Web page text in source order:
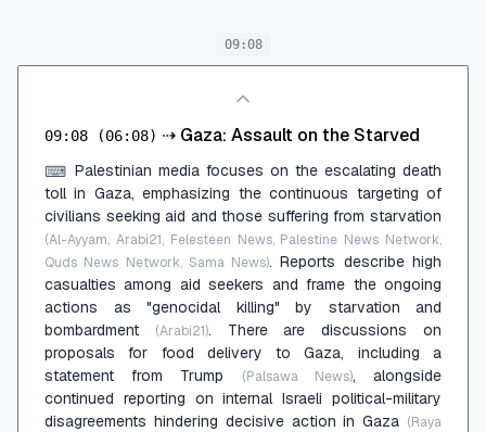
09:08
09:08 (06:08) ⇢ Gaza: Assault on the Starved
⌨ Palestinian media focuses on the escalating death
toll in Gaza, emphasizing the continuous targeting of
civilians seeking aid and those suffering from starvation
(Al-Ayyam, Arabi21, Felesteen News, Palestine News Network,
Quds News Network, Sama News). Reports describe high
casualties among aid seekers and frame the ongoing
actions as "genocidal killing" by starvation and
bombardment
(Arabi21). There are discussions on
proposals for food delivery to Gaza, including a
statement from Trump
(Palsawa News), alongside
continued reporting on internal Israeli political-military
disagreements hindering decisive action in Gaza (Raya